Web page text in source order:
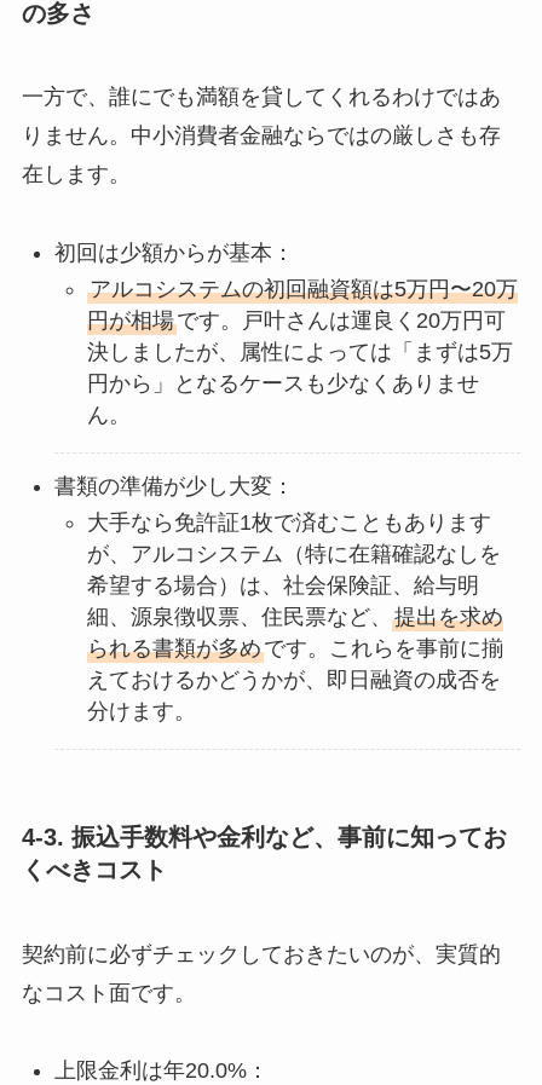
の多さ
一方で、誰にでも満額を貸してくれるわけではあ
りません。中小消費者金融ならではの厳しさも存
在します。
初回は少額からが基本：
アルコシステムの初回融資額は5万円〜20万
円が相場です。戸叶さんは運良く20万円可
決しましたが、属性によっては「まずは5万
円から」となるケースも少なくありませ
ん。
書類の準備が少し大変：
大手なら免許証1枚で済むこともあります
が、アルコシステム（特に在籍確認なしを
希望する場合）は、社会保険証、給与明
細、源泉徴収票、住民票など、 提出を求め
られる書類が多めです。これらを事前に揃
えておけるかどうかが、即日融資の成否を
分けます。
4-3. 振込手数料や金利など、事前に知ってお
くべきコスト
契約前に必ずチェックしておきたいのが、実質的
なコスト面です。
上限金利は年20.0%：